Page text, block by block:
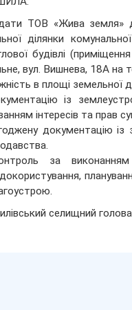
ТОВ «Жива земля»
ділянки
будівлі
вул. Вишнева, 18А на
в площі земельної
із
інтересів та прав
документацію із
за
селищний